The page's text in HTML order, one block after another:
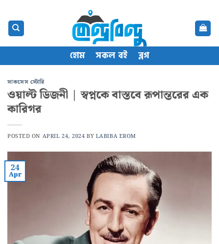
content
হোম সকল বই ব্লগ
সাকসেস স্টোরি
ওয়াল্ট ডিজনী | স্বপ্নকে বাস্তবে রূপান্তরের এক
কারিগর
POSTED ON APRIL 24, 2024 BY LABIBA EROM
24
Apr